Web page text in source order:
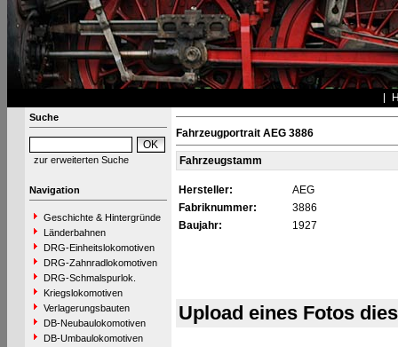
Suche
zur erweiterten Suche
Navigation
Geschichte & Hintergründe
Länderbahnen
DRG-Einheitslokomotiven
DRG-Zahnradlokomotiven
DRG-Schmalspurlok.
Kriegslokomotiven
Verlagerungsbauten
DB-Neubaulokomotiven
DB-Umbaulokomotiven
Fahrzeugportrait AEG 3886
Fahrzeugstamm
Hersteller:
AEG
Fabriknummer:
3886
Baujahr:
1927
Upload eines Fotos